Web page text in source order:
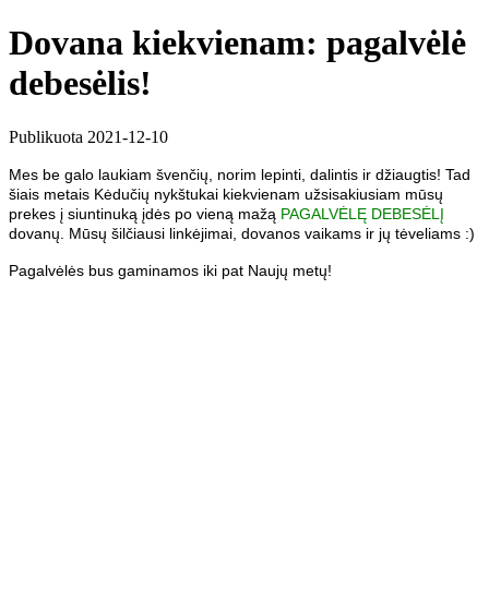
Dovana kiekvienam: pagalvėlė
debesėlis!
Publikuota 2021-12-10
Mes be galo laukiam švenčių, norim lepinti, dalintis ir džiaugtis! Tad
šiais metais Kėdučių nykštukai kiekvienam užsisakiusiam mūsų
prekes į siuntinuką įdės po vieną mažą PAGALVĖLĘ DEBESĖLĮ
dovanų. Mūsų šilčiausi linkėjimai, dovanos vaikams ir jų tėveliams :)
Pagalvėlės bus gaminamos iki pat Naujų metų!